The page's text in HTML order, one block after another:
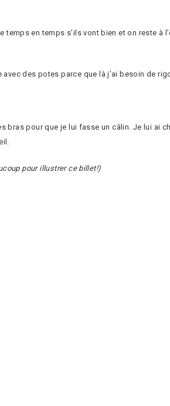
en temps s’ils vont bien et on reste à
des potes parce que là j’ai besoin de
pour que je lui fasse un câlin. Je lui ai
pour illustrer ce billet!)